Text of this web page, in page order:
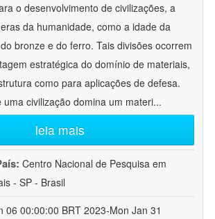
o desenvolvimento de civilizações, a
da humanidade, como a idade da
bronze e do ferro. Tais divisões ocorrem
estratégica do domínio de materiais,
como para aplicações de defesa.
uma civilização domina um materi...
leia mais
Centro Nacional de Pesquisa em
- SP - Brasil
06 00:00:00 BRT 2023-Mon Jan 31